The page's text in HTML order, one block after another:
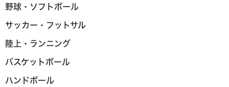
野球・ソフトボール
サッカー・フットサル
陸上・ランニング
バスケットボール
ハンドボール